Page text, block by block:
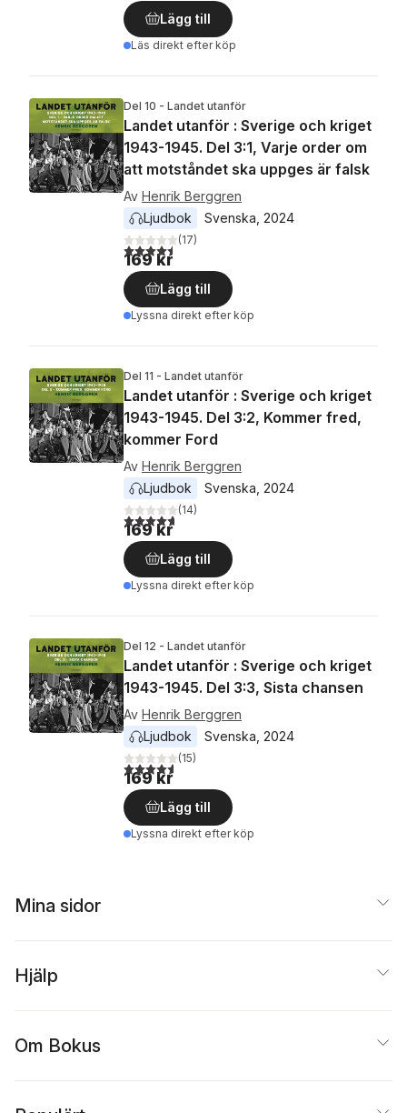
Lägg till
Läs direkt efter köp
Del 10 - Landet utanför
Landet utanför : Sverige och kriget
1943-1945. Del 3:1, Varje order om
att motståndet ska uppges är falsk
Av Henrik Berggren
Ljudbok
Svenska 2024
4,5utav 5 stjärnor. Totalt antal röster:
(17)
169 kr
Lägg till
Lyssna direkt efter köp
Del 11 - Landet utanför
Landet utanför : Sverige och kriget
1943-1945. Del 3:2, Kommer fred,
kommer Ford
Av Henrik Berggren
Ljudbok
Svenska 2024
4,7utav 5 stjärnor. Totalt antal röster:
(14)
169 kr
Lägg till
Lyssna direkt efter köp
Del 12 - Landet utanför
Landet utanför : Sverige och kriget
1943-1945. Del 3:3, Sista chansen
Av Henrik Berggren
Ljudbok
Svenska 2024
4,6utav 5 stjärnor. Totalt antal röster:
(15)
169 kr
Lägg till
Lyssna direkt efter köp
Mina sidor
Hjälp
Om Bokus